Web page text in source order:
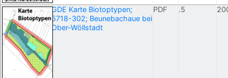
GDE Karte Biotoptypen;
5718-302; Beunebachaue bei
Ober-Wöllstadt
PDF .5